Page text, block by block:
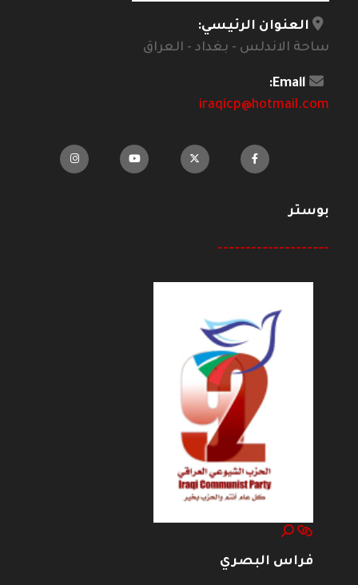
العنوان الرئيسي:
ساحة الاندلس - بغداد - العراق
Email:
iraqicp@hotmail.com
بوستر
--------------------
فراس البصري